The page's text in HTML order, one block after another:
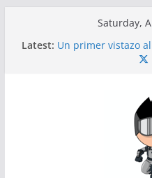
Saturday,
Latest: Un primer vistazo
Z Fold8 y Galaxy Z
Conferencistas
redefinen el futuro
Segunda edición
impulsa el
Alerta sobre nueva
que afecta a